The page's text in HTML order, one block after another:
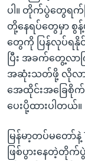
ပါ။ တိုက်ပွဲတွေရက်
တို့နေရပ်တွေမှာ စွန့်
တွေကို ပြန်လုပ်ရနိုင်
ပြီး အခက်တွေ့လာ
အဆုံးသတ်ဖို့ လိုလာ
အေထိုင်းအခြေစို
ပေးပို့ထားပါတယ်။
မြန်မာ့တပ်မတော်
ဖြစ်ပွားနေတဲ့တို